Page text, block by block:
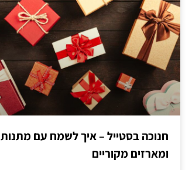
חנוכה בסטייל – איך לשמח עם מתנות
ומארזים מקוריים